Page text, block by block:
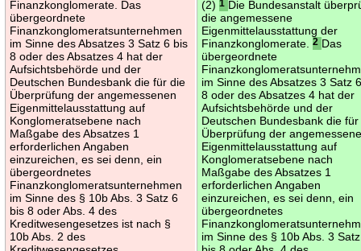
Finanzkonglomerate. Das
übergeordnete
Finanzkonglomeratsunternehmen
im Sinne des Absatzes 3 Satz 6 bis
8 oder des Absatzes 4 hat der
Aufsichtsbehörde und der
Deutschen Bundesbank die für die
Überprüfung der angemessenen
Eigenmittelausstattung auf
Konglomeratsebene nach
Maßgabe des Absatzes 1
erforderlichen Angaben
einzureichen, es sei denn, ein
übergeordnetes
Finanzkonglomeratsunternehmen
im Sinne des § 10b Abs. 3 Satz 6
bis 8 oder Abs. 4 des
Kreditwesengesetzes ist nach §
10b Abs. 2 des
(2)1 Die Bundesanstalt
die angemessene
Eigenmittelausstattung der
Finanzkonglomerate.2 Das
übergeordnete
im Sinne des Absatzes 3 Satz
8 oder des Absatzes 4 hat der
Aufsichtsbehörde und der
Deutschen Bundesbank die
Überprüfung der
Eigenmittelausstattung auf
Konglomeratsebene nach
Maßgabe des Absatzes 1
erforderlichen Angaben
einzureichen, es sei denn, ein
übergeordnetes
im Sinne des § 10b Abs. 3